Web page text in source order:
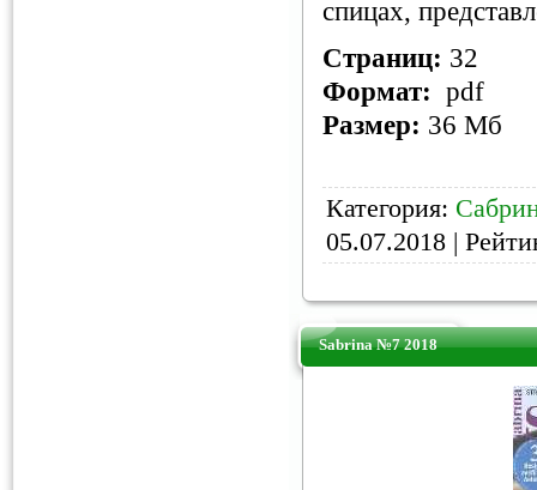
спицах,
Страниц: 32
Формат: pdf
Размер: 36 Мб
Категория:
05.07.2018 |
Sabrina №7 2018